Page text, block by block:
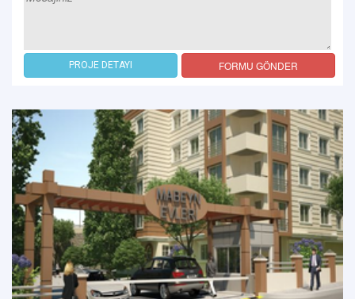
PROJE DETAYI FORMU GÖNDER